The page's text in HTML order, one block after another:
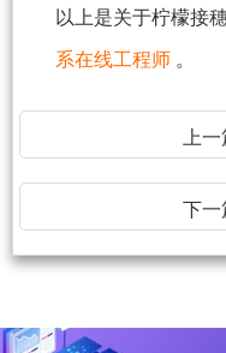
以上是关于柠檬接
系在线工程师 。
上一
下一